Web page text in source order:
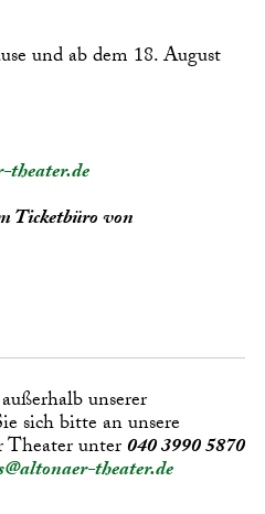
und ab dem 18. August
theater.de
Ticketbüro von
unserer
sich bitte an unsere
unter040 3990 5870
theater.de